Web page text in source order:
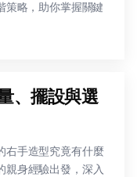
策略，助你掌握關鍵
、擺設與選
右手造型究竟有什麼
親身經驗出發，深入